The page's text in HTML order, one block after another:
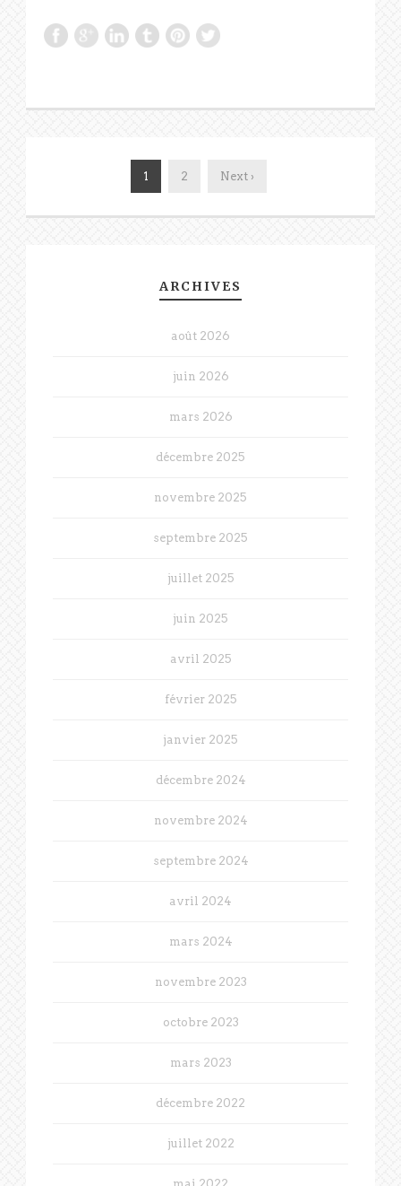
1 2 Next ›
ARCHIVES
août 2026
juin 2026
mars 2026
décembre 2025
novembre 2025
septembre 2025
juillet 2025
juin 2025
avril 2025
février 2025
janvier 2025
décembre 2024
novembre 2024
septembre 2024
avril 2024
mars 2024
novembre 2023
octobre 2023
mars 2023
décembre 2022
juillet 2022